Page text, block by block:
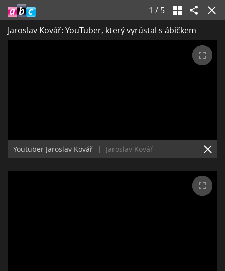
1 / 5
Jaroslav Kovář: YouTuber, který vyrůstal s ábíčkem
Youtuber Jaroslav Kovář | Jaroslav Kovář